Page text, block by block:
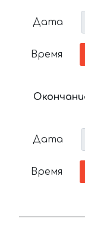
Дата
Время
Дата
Время